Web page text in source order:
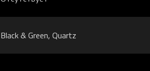
Black & Green, Quartz